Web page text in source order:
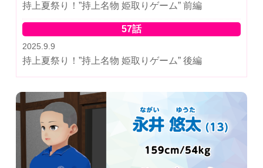
持上夏祭り！”持上名物 姫取りゲーム” 前編
57話
2025.9.9
持上夏祭り！”持上名物 姫取りゲーム” 後編